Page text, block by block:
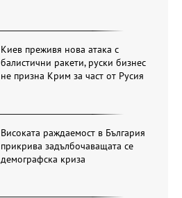
Киев преживя нова атака с
балистични ракети, руски бизнес
не призна Крим за част от Русия
Високата раждаемост в България
прикрива задълбочаващата се
демографска криза